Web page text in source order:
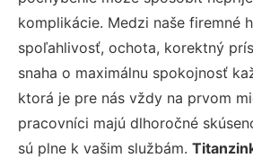
komplikácie. Medzi naše firemné
spoľahlivosť, ochota, korektný
snaha o maximálnu spokojnosť
ktorá je pre nás vždy na prvom
pracovníci majú dlhoročné
sú plne k vašim službám.